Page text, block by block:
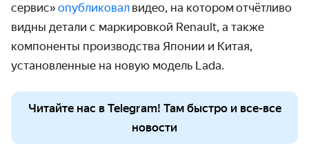
сервис» опубликовал видео, на которомотчётливо
видны детали с маркировкой Renault, а также
компоненты производства Японии и Китая,
установленные на новую модель Lada.
Читайте нас в Telegram! Там быстро и все-все
новости